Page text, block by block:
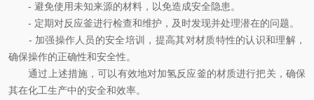
- 避免使用未知来源的材料，以免造成安全隐患。
- 定期对反应釜进行检查和维护，及时发现并处理潜在的问题。
- 加强操作人员的安全培训，提高其对材质特性的认识和理解，
确保操作的正确性和安全性。
通过上述措施，可以有效地对加氢反应釜的材质进行把关，确保
其在化工生产中的安全和效率。